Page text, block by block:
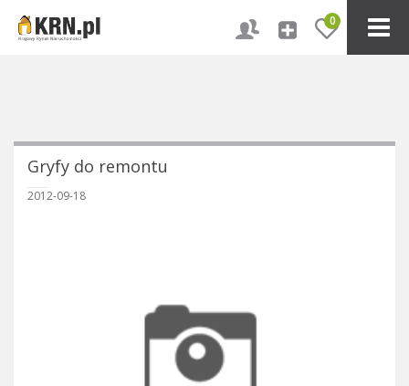
0
Gryfy do remontu
2012-09-18